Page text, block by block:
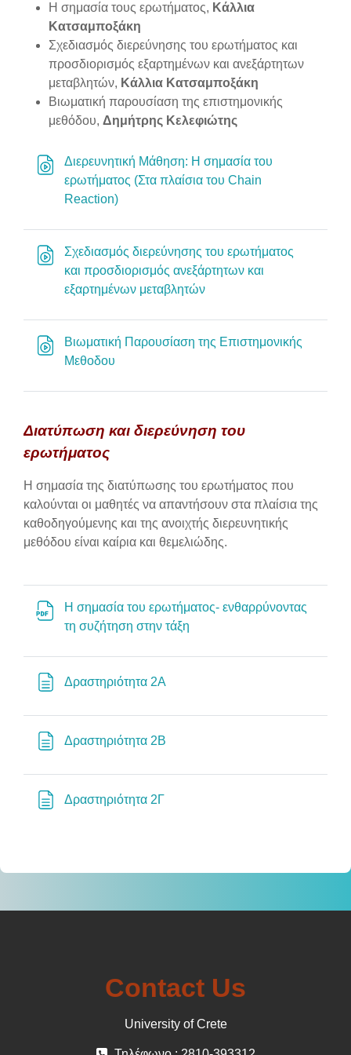
Η σημασία τους ερωτήματος, Κάλλια
Κατσαμποξάκη
URL
Σχεδιασμός διερεύνησης του ερωτήματος και
προσδιορισμός εξαρτημένων και ανεξάρτητων
μεταβλητών, Κάλλια Κατσαμποξάκη
Βιωματική παρουσίαση της επιστημονικής
μεθόδου, Δημήτρης Κελεφιώτης
Διερευνητική Μάθηση: Η σημασία του
ερωτήματος (Στα πλαίσια του Chain
Reaction)Διεύθυνση URL
Σχεδιασμός διερεύνησης του ερωτήματος
και προσδιορισμός ανεξάρτητων και
εξαρτημένων μεταβλητώνΔιεύθυνση URL
Βιωματική Παρουσίαση της Επιστημονικής
Μεθοδου
Διατύπωση και διερεύνηση του
ερωτήματος
Η σημασία της διατύπωσης του ερωτήματος που
καλούνται οι μαθητές να απαντήσουν στα πλαίσια της
καθοδηγούμενης και της ανοιχτής διερευνητικής
μεθόδου είναι καίρια και θεμελιώδης.
Η σημασία του ερωτήματος- ενθαρρύνοντας
τη συζήτηση στην τάξη
Δραστηριότητα 2Α
Δραστηριότητα 2Β
Δραστηριότητα 2ΓΣελίδα
Contact Us
University of Crete